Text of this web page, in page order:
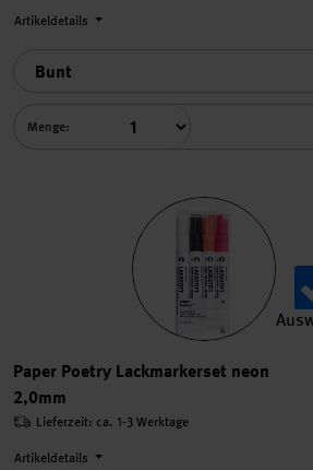
Artikeldetails
Menge:
Paper Poetry Lackmarkerset neon
2,0mm
Lieferzeit: ca. 1-3 Werktage
Artikeldetails